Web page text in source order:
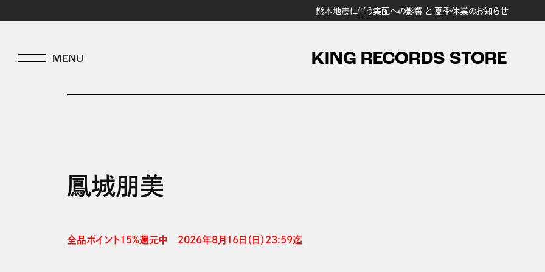
熊本地震に伴う集配への影響 と 夏季休業のお知らせ
KING RECORDS STORE
鳳城朋美
全品ポイント15%還元中　2026年8月16日（日）23:59迄